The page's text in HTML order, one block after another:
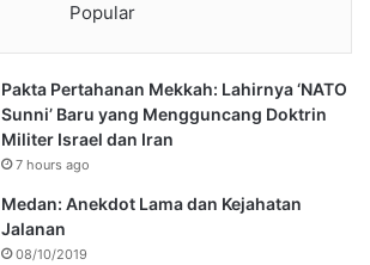
Popular
Pakta Pertahanan Mekkah: Lahirnya ‘NATO
Sunni’ Baru yang Mengguncang Doktrin
Militer Israel dan Iran
7 hours ago
Medan: Anekdot Lama dan Kejahatan
Jalanan
08/10/2019